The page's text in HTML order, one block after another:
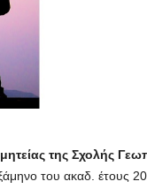
της Σχολής
του ακαδ. έτους